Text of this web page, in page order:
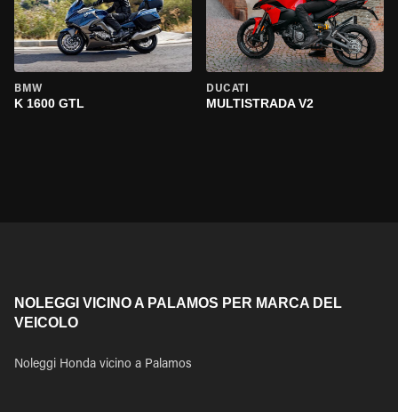
BMW
K 1600 GTL
DUCATI
MULTISTRADA V2
NOLEGGI VICINO A PALAMOS PER MARCA DEL
VEICOLO
Noleggi Honda vicino a Palamos